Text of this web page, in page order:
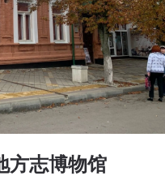
方志博物馆